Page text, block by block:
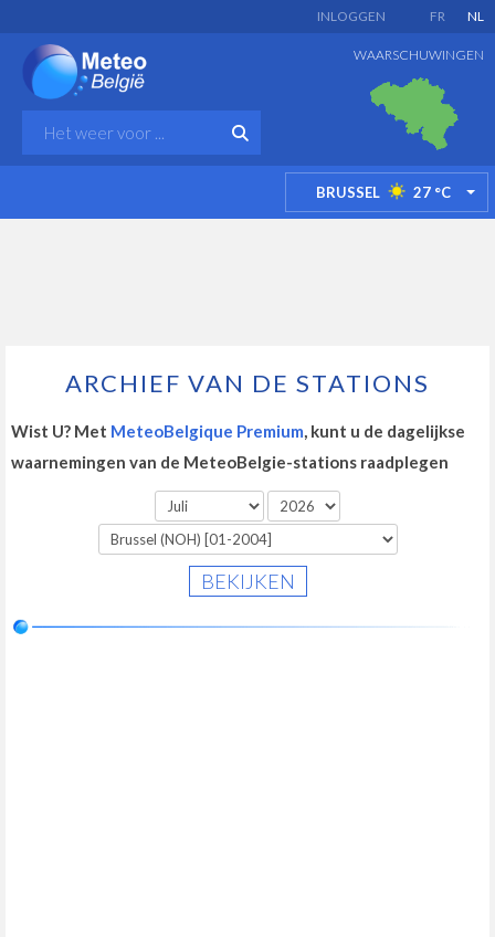
FR NL
INLOGGEN
WAARSCHUWINGEN
BRUSSEL 27 °C
ARCHIEF VAN DE STATIONS
Wist U? Met MeteoBelgique Premium, kunt u de dagelijkse
waarnemingen van de MeteoBelgie-stations raadplegen